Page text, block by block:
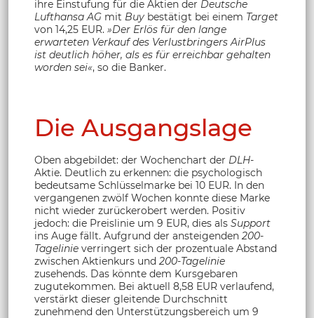
ihre Einstufung für die Aktien der Deutsche
Lufthansa AG mit Buy bestätigt bei einem Target
von 14,25 EUR. »Der Erlös für den lange
erwarteten Verkauf des Verlustbringers AirPlus
ist deutlich höher, als es für erreichbar gehalten
worden sei«, so die Banker.
Die Ausgangslage
Oben abgebildet: der Wochenchart der DLH-
Aktie. Deutlich zu erkennen: die psychologisch
bedeutsame Schlüsselmarke bei 10 EUR. In den
vergangenen zwölf Wochen konnte diese Marke
nicht wieder zurückerobert werden. Positiv
jedoch: die Preislinie um 9 EUR, dies als Support
ins Auge fällt. Aufgrund der ansteigenden 200-
Tagelinie verringert sich der prozentuale Abstand
zwischen Aktienkurs und 200-Tagelinie
zusehends. Das könnte dem Kursgebaren
zugutekommen. Bei aktuell 8,58 EUR verlaufend,
verstärkt dieser gleitende Durchschnitt
zunehmend den Unterstützungsbereich um 9